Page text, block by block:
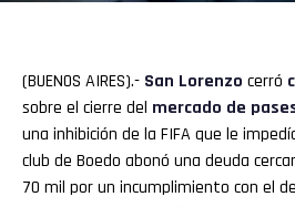
(BUENOS AIRES).- San Lorenzo cerró
sobre el cierre del mercado de
una inhibición de la FIFA que le
club de Boedo abonó una deuda
70 mil por un incumplimiento con el